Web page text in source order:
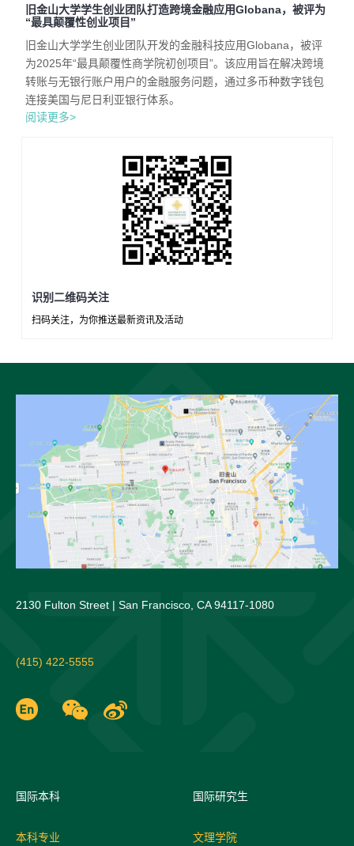
旧金山大学学生创业团队打造跨境金融应用Globana，被评为
“最具颠覆性创业项目”
旧金山大学学生创业团队开发的金融科技应用Globana，被评
为2025年“最具颠覆性商学院初创项目”。该应用旨在解决跨境
转账与无银行账户用户的金融服务问题，通过多币种数字钱包
连接美国与尼日利亚银行体系。
阅读更多>
识别二维码关注
扫码关注，为你推送最新资讯及活动
2130 Fulton Street | San Francisco, CA 94117-1080
(415) 422-5555
国际本科
本科专业
国际研究生
文理学院